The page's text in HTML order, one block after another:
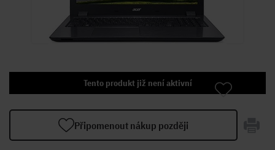
Tento produkt již není aktivní
Připomenout nákup později